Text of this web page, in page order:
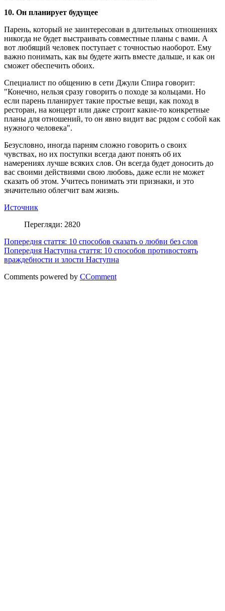
10. Он планирует будущее
Парень, который не заинтересован в длительных отношениях
никогда не будет выстраивать совместные планы с вами. А
вот любящий человек поступает с точностью наоборот. Ему
важно понимать, как вы будете жить вместе дальше, и как он
сможет обеспечить обоих.
Специалист по общению в сети Джули Спира говорит:
"Конечно, нельзя сразу говорить о походе за кольцами. Но
если парень планирует такие простые вещи, как поход в
ресторан, на концерт или даже строит какие-то конкретные
планы для отношений, то он явно видит вас рядом с собой как
нужного человека".
Безусловно, иногда парням сложно говорить о своих
чувствах, но их поступки всегда дают понять об их
намерениях лучше всяких слов. Он всегда будет доносить до
вас своими действиями свою любовь, даже если не может
сказать об этом. Учитесь понимать эти признаки, и это
значительно облегчит вам жизнь.
Источник
Перегляди: 2820
Попередня стаття: 10 способов сказать о любви без слов
Попередня Наступна стаття: 10 способов противостоять
враждебности и злости Наступна
Comments powered by CComment